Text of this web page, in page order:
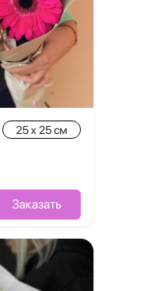
25 x 25 см
Заказать